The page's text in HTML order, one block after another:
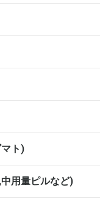
ト)
用量ピルなど)